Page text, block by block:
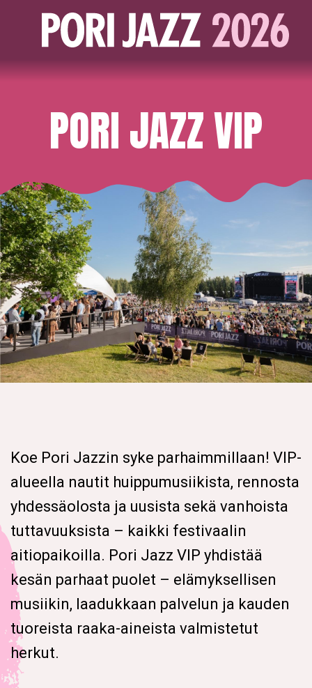
PORI JAZZ VIP
Koe Pori Jazzin syke parhaimmillaan! VIP-
alueella nautit huippumusiikista, rennosta
yhdessäolosta ja uusista sekä vanhoista
tuttavuuksista – kaikki festivaalin
aitiopaikoilla. Pori Jazz VIP yhdistää
kesän parhaat puolet – elämyksellisen
musiikin, laadukkaan palvelun ja kauden
tuoreista raaka-aineista valmistetut
herkut.